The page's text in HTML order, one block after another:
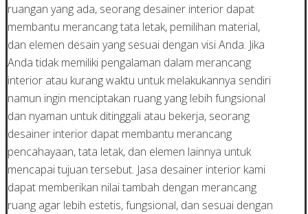
ruangan yang ada, seorang desainer interior dapat
membantu merancang tata letak, pemilihan material,
dan elemen desain yang sesuai dengan visi Anda. Jika
Anda tidak memiliki pengalaman dalam merancang
interior atau kurang waktu untuk melakukannya sendiri
namun ingin menciptakan ruang yang lebih fungsional
dan nyaman untuk ditinggali atau bekerja, seorang
desainer interior dapat membantu merancang
pencahayaan, tata letak, dan elemen lainnya untuk
mencapai tujuan tersebut. Jasa desainer interior kami
dapat memberikan nilai tambah dengan merancang
ruang agar lebih estetis, fungsional, dan sesuai dengan